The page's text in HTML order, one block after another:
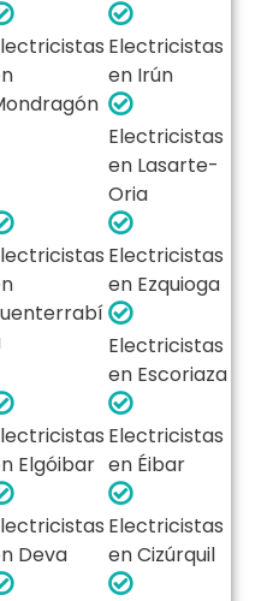
Electricistas
en Irún
Electricistas
en Lasarte-
Oria
Electricistas
en Ezquioga
Electricistas
en Escoriaza
Elgóibar
Electricistas
en Éibar
Deva
Electricistas
en Cizúrquil